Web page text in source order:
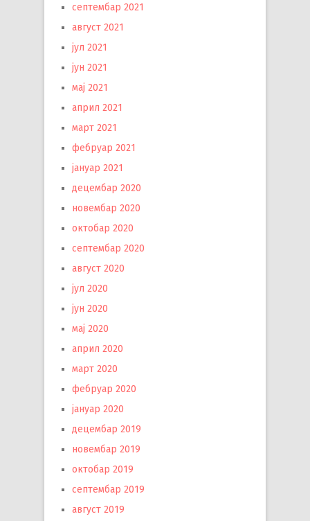
септембар 2021
август 2021
јул 2021
јун 2021
мај 2021
април 2021
март 2021
фебруар 2021
јануар 2021
децембар 2020
новембар 2020
октобар 2020
септембар 2020
август 2020
јул 2020
јун 2020
мај 2020
април 2020
март 2020
фебруар 2020
јануар 2020
децембар 2019
новембар 2019
октобар 2019
септембар 2019
август 2019